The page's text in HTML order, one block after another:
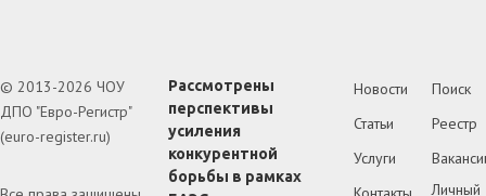
© 2013-2026 ЧОУ
ДПО "Евро-Регистр"
(euro-register.ru)
Рассмотрены
перспективы
усиления
конкурентной
борьбы в рамках
Новости
Статьи
Услуги
Поиск
Реестр
Личный